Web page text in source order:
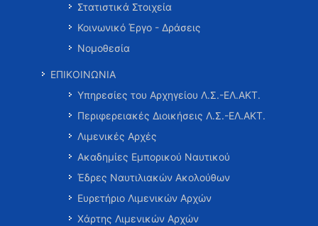
Στατιστικά Στοιχεία
Κοινωνικό Έργο - Δράσεις
Νομοθεσία
ΕΠΙΚΟΙΝΩΝΙΑ
Υπηρεσίες του Αρχηγείου Λ.Σ.-ΕΛ.ΑΚΤ.
Περιφερειακές Διοικήσεις Λ.Σ.-ΕΛ.ΑΚΤ.
Λιμενικές Αρχές
Ακαδημίες Εμπορικού Ναυτικού
Έδρες Ναυτιλιακών Ακολούθων
Ευρετήριο Λιμενικών Αρχών
Χάρτης Λιμενικών Αρχών